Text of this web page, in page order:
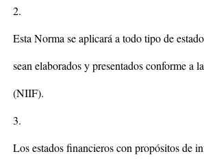
2.
Esta Norma se aplicará a todo tipo de
sean elaborados y presentados conforme a
(NIIF).
3.
Los estados financieros con propósitos de